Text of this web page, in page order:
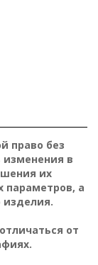
право без
изменения в
их
параметров, а
от